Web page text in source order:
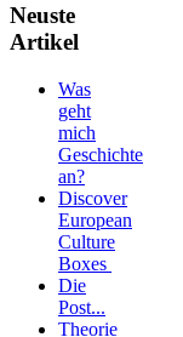
Neuste
Artikel
Was
geht
mich
Geschichte
an?
Discover
European
Culture
Boxes
Die
Post...
Theorie